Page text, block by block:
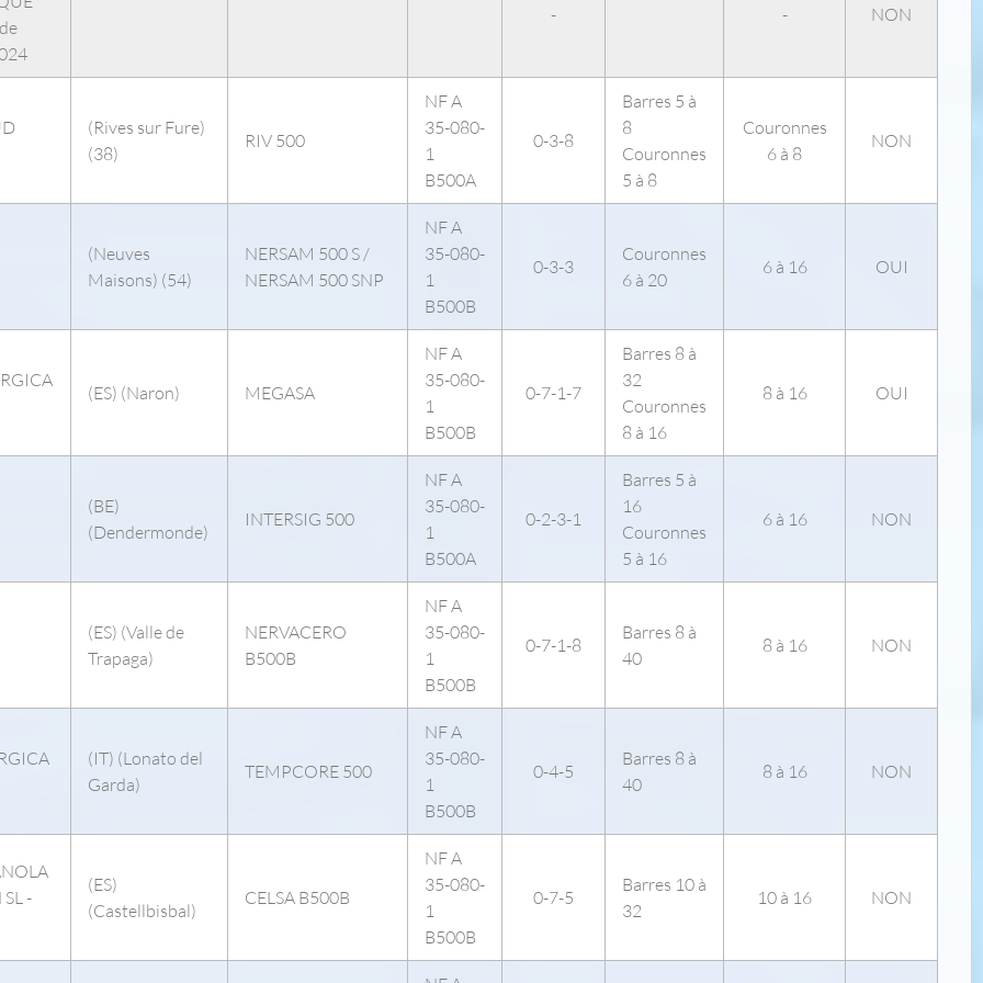
- - NON
(Rives sur Fure)
(38)
RIV 500
NF A
35-080-
1
B500A
0-3-8
Barres 5 à
8
Couronnes
5 à 8
Couronnes
6 à 8
NON
(Neuves
Maisons) (54)
NERSAM 500 S /
NERSAM 500 SNP
NF A
35-080-
1
B500B
0-3-3
Couronnes
6 à 20
6 à 16 OUI
(ES) (Naron) MEGASA
NF A
35-080-
1
B500B
0-7-1-7
Barres 8 à
32
Couronnes
8 à 16
8 à 16 OUI
(BE)
(Dendermonde)
INTERSIG 500
NF A
35-080-
1
B500A
0-2-3-1
Barres 5 à
16
Couronnes
5 à 16
6 à 16 NON
(ES) (Valle de
Trapaga)
NERVACERO
B500B
NF A
35-080-
1
B500B
0-7-1-8
Barres 8 à
40
8 à 16 NON
(IT) (Lonato del
Garda)
TEMPCORE 500
NF A
35-080-
1
B500B
0-4-5
Barres 8 à
40
8 à 16 NON
-
(ES)
(Castellbisbal)
CELSA B500B
NF A
35-080-
1
B500B
0-7-5
Barres 10 à
32
10 à 16 NON